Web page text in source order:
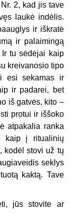
2, kad jis tave
laukė indėlis.
ir iškratė
ir palaimingą
tu sėdėjai kaip
kreivanosio tipo
esi sekamas ir
ir padarei, bet
iš gatvės, kito –
protui ir iššoko
atpakalia ranka
kaip į ritualinių
kodėl stovi už tų
seklys
kaktą. Tave
jūs stovite ar